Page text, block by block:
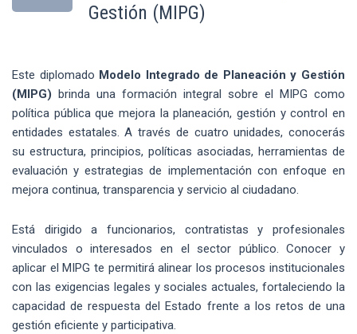
Gestión (MIPG)
Este diplomado Modelo Integrado de Planeación y Gestión
(MIPG) brinda una formación integral sobre el MIPG como
política pública que mejora la planeación, gestión y control en
entidades estatales. A través de cuatro unidades, conocerás
su estructura, principios, políticas asociadas, herramientas de
evaluación y estrategias de implementación con enfoque en
mejora continua, transparencia y servicio al ciudadano.
Está dirigido a funcionarios, contratistas y profesionales
vinculados o interesados en el sector público. Conocer y
aplicar el MIPG te permitirá alinear los procesos institucionales
con las exigencias legales y sociales actuales, fortaleciendo la
capacidad de respuesta del Estado frente a los retos de una
gestión eficiente y participativa.